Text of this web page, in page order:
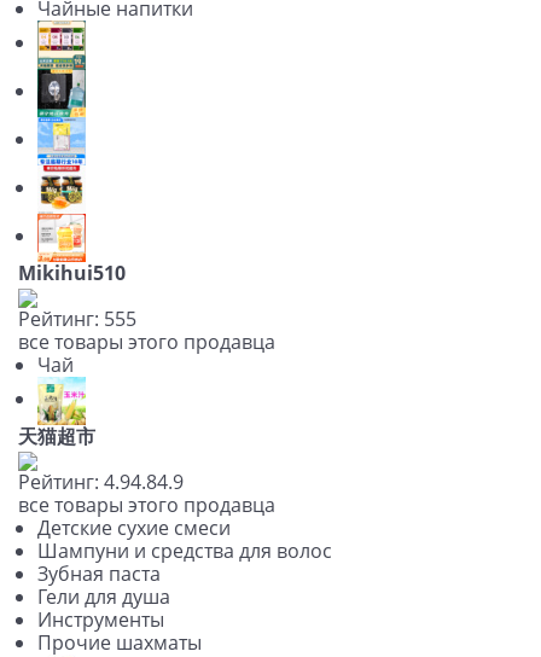
Чайные напитки
Mikihui510
Рейтинг: 555
все товары этого продавца
Чай
天猫超市
Рейтинг: 4.94.84.9
все товары этого продавца
Детские сухие смеси
Шампуни и средства для волос
Зубная паста
Гели для душа
Инструменты
Прочие шахматы